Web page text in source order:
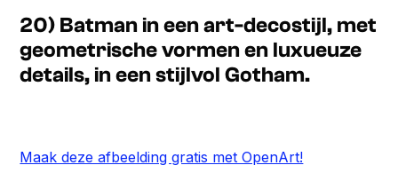
20) Batman in een art-decostijl, met
geometrische vormen en luxueuze
details, in een stijlvol Gotham.
Maak deze afbeelding gratis met OpenArt!